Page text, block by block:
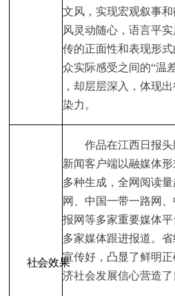
文风，实现宏观叙事
风灵动随心，语言平
传的正面性和表现形
众实际感受之间的“温
，却层层深入，体现
染力。
社会效果
作品在江西日报头
新闻客户端以融媒体形
多种生成，全网阅读
网、中国一带一路网
报网等多家重要媒体
多家媒体跟进报道。
宣传好，凸显了鲜明
济社会发展信心营造了